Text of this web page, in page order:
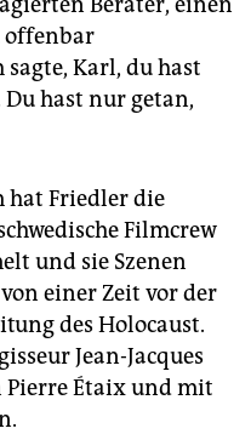
offenbar
Karl, du hast
hast nur getan,
hat Friedler die
Filmcrew
und sie Szenen
einer Zeit vor der
des Holocaust.
Jean-Jacques
Pierre Étaix und mit